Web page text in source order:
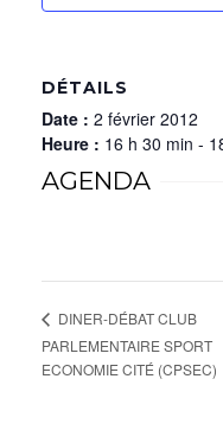
DÉTAILS
Date : 2 février 2012
Heure : 16 h 30 min -
AGENDA
DINER-DÉBAT CLUB
PARLEMENTAIRE SPORT
ECONOMIE CITÉ (CPSEC)